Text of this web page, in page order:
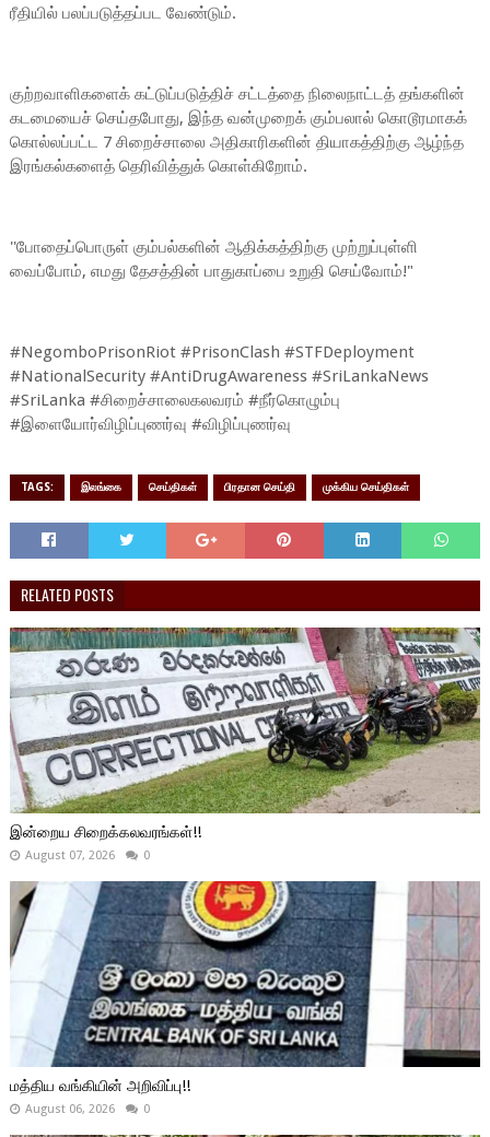
ரீதியில் பலப்படுத்தப்பட வேண்டும்.
குற்றவாளிகளைக் கட்டுப்படுத்திச் சட்டத்தை நிலைநாட்டத் தங்களின்
கடமையைச் செய்தபோது, இந்த வன்முறைக் கும்பலால் கொடூரமாகக்
கொல்லப்பட்ட 7 சிறைச்சாலை அதிகாரிகளின் தியாகத்திற்கு ஆழ்ந்த
இரங்கல்களைத் தெரிவித்துக் கொள்கிறோம்.
''போதைப்பொருள் கும்பல்களின் ஆதிக்கத்திற்கு முற்றுப்புள்ளி
வைப்போம், எமது தேசத்தின் பாதுகாப்பை உறுதி செய்வோம்!"
#NegomboPrisonRiot #PrisonClash #STFDeployment
#NationalSecurity #AntiDrugAwareness #SriLankaNews
#SriLanka #சிறைச்சாலைகலவரம் #நீர்கொழும்பு
#இளையோர்விழிப்புணர்வு #விழிப்புணர்வு
TAGS: இலங்கை செய்திகள் பிரதான செய்தி முக்கிய செய்திகள்
RELATED POSTS
இன்றைய சிறைக்கலவரங்கள்!!
August 07, 2026 0
மத்திய வங்கியின் அறிவிப்பு!!
August 06, 2026 0